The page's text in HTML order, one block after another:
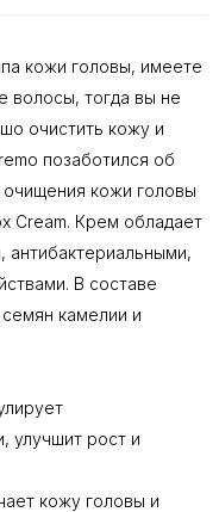
кожи головы, имеете
волосы, тогда вы не
очистить кожу и
позаботился об
кожи головы
Cream. Крем обладает
В составе
камелии и
улучшит рост и
кожу головы и